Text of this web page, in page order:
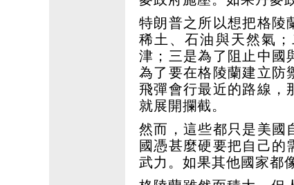
特朗普之所以想把格陵
稀土、石油與天然氣
津；三是為了阻止中國
為了要在格陵蘭建立防
飛彈會行最近的路線，
就展開攔截。
然而，這些都只是美國
國憑甚麼硬要把自己的
武力。如果其他國家都